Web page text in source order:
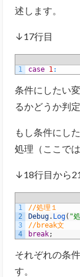
述します。
↓17行目
1 case 1 :
条件にしたい
るかどうか判
もし条件にし
処理（ここで
↓18行目から
1
2
3
4
//処理１
Debug. Log( "
//break文
break;
それぞれの条
す。